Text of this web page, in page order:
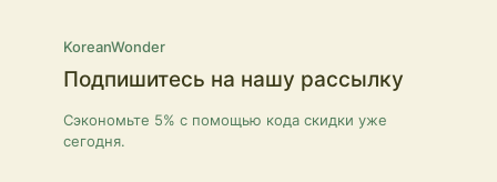
KoreanWonder
Подпишитесь на нашу рассылку
Сэкономьте 5% с помощью кода скидки уже
сегодня.